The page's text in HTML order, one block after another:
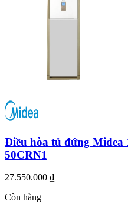
Điều hòa tủ đứng Midea
50CRN1
27.550.000 ₫
Còn hàng